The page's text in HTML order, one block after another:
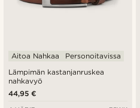
Lämpimän kastanjanruskea
nahkavyö
Aitoa Nahkaa Personoitavissa
44,95 €